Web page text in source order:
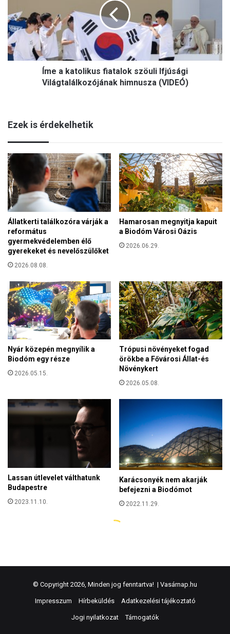
© Copyright 2026, Minden jog fenntartva! | Vasárnap.hu
Impresszum Hírbeküldés Adatkezelési tájékoztató
Jogi nyilatkozat Támogatók